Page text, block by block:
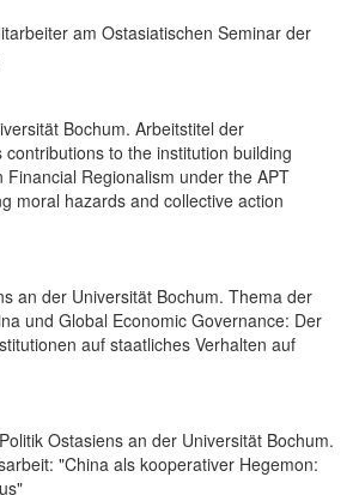
am Ostasiatischen Seminar der
Bochum. Arbeitstitel der
to the institution building
Financial Regionalism under the APT
moral hazards and collective action
an der Universität Bochum. Thema der
und Global Economic Governance: Der
auf staatliches Verhalten auf
Ostasiens an der Universität Bochum.
"China als kooperativer Hegemon: